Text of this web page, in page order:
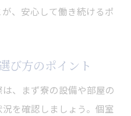
、安心して働き続けるポ
び方のポイント
、まず寮の設備や部屋の
を確認しましょう。個室